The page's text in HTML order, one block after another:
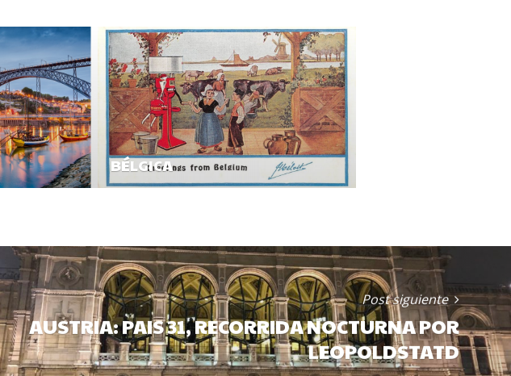
BÉLGICA
Post siguiente
AUSTRIA: PAIS 31, RECORRIDA NOCTURNA POR
LEOPOLDSTATD